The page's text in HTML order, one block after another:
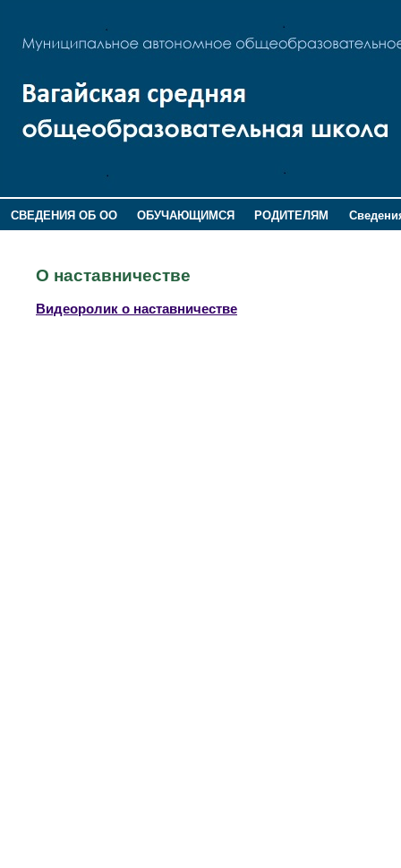
СВЕДЕНИЯ ОБ ОО ОБУЧАЮЩИМСЯ РОДИТЕЛЯМ
О наставничестве
Видеоролик о наставничестве